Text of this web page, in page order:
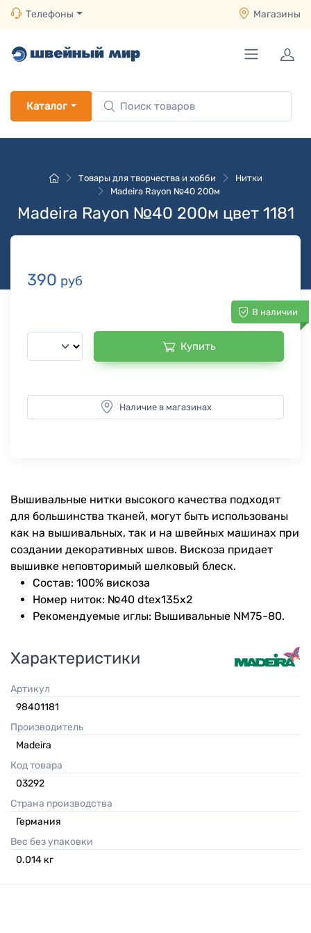
Телефоны Магазины
Каталог
Товары для творчества и хобби
Нитки
Madeira Rayon №40 200м
Madeira Rayon №40 200м цвет 1181
390 руб
В наличии
Купить
Наличие в магазинах
Вышивальные нитки высокого качества подходят
для большинства тканей, могут быть использованы
как на вышивальных, так и на швейных машинах при
создании декоративных швов. Вискоза придает
вышивке неповторимый шелковый блеск.
Состав: 100% вискоза
Номер ниток: №40 dtex135x2
Рекомендуемые иглы: Вышивальные NM75-80.
Характеристики
Артикул
98401181
Производитель
Madeira
Код товара
03292
Страна производства
Германия
Вес без упаковки
0.014 кг